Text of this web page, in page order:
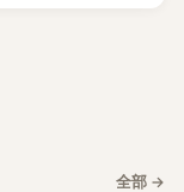
全部 →